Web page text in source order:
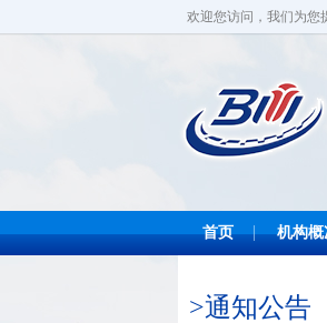
欢迎您访问，我们为您
首页 机构概
>通知公告